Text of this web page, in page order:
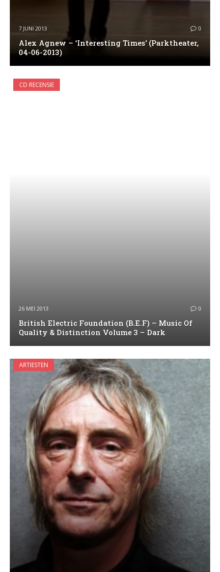
7 JUNI 2013 0
Alex Agnew – ‘Interesting Times’ (Parktheater,
04-06-2013)
CD RECENSIE
26 MEI 2013 0
British Electric Foundation (B.E.F) – Music Of
Quality & Distinction Volume 3 – Dark
ARTIESTEN